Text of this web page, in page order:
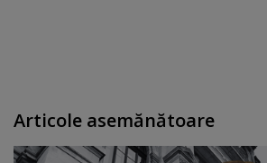
Articole asemănătoare